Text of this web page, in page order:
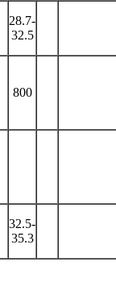
28.7-
32.5
800
32.5-
35.3